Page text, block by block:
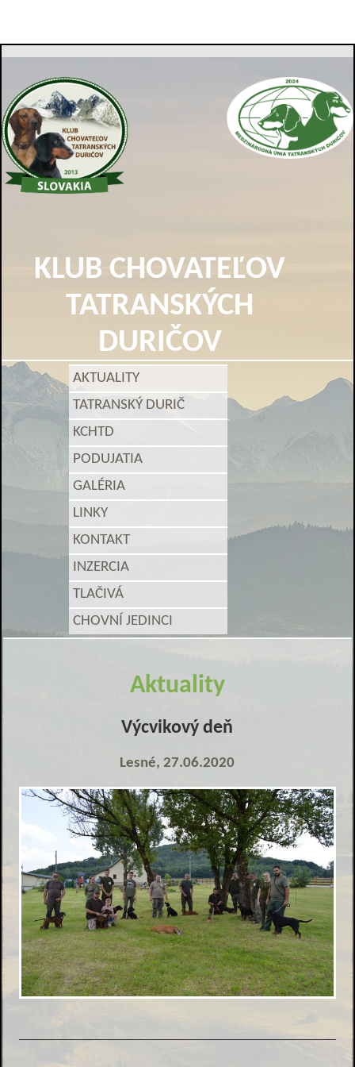
KLUB CHOVATEĽOV
TATRANSKÝCH
DURIČOV
AKTUALITY
TATRANSKÝ DURIČ
KCHTD
PODUJATIA
GALÉRIA
LINKY
KONTAKT
INZERCIA
TLAČIVÁ
CHOVNÍ JEDINCI
Aktuality
Výcvikový deň
Lesné, 27.06.2020